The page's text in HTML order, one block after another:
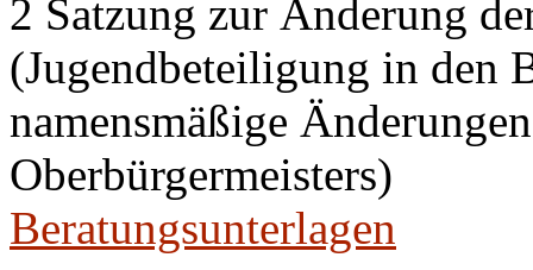
2 Satzung zur Änderung
(Jugendbeteiligung in den
namensmäßige
Oberbürgermeisters)
Beratungsunterlagen